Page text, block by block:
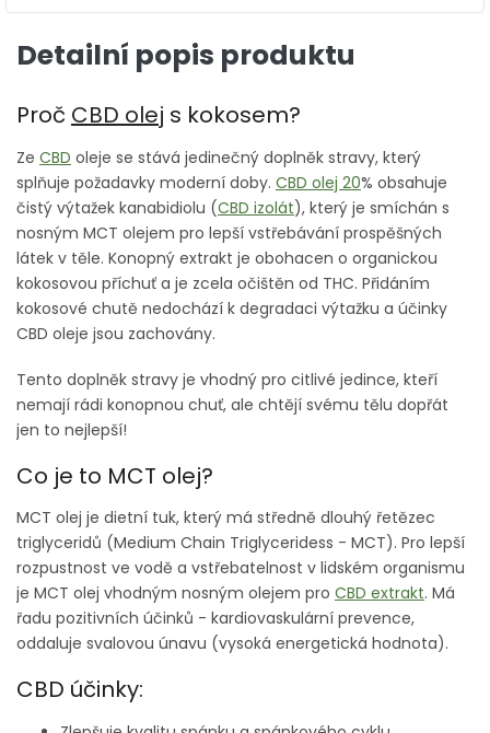
Detailní popis produktu
Proč CBD olej s kokosem?
Ze CBD oleje se stává jedinečný doplněk stravy, který
splňuje požadavky moderní doby. CBD olej 20% obsahuje
čistý výtažek kanabidiolu (CBD izolát), který je smíchán s
nosným MCT olejem pro lepší vstřebávání prospěšných
látek v těle. Konopný extrakt je obohacen o organickou
kokosovou příchuť a je zcela očištěn od THC. Přidáním
kokosové chutě nedochází k degradaci výtažku a účinky
CBD oleje jsou zachovány.
Tento doplněk stravy je vhodný pro citlivé jedince, kteří
nemají rádi konopnou chuť, ale chtějí svému tělu dopřát
jen to nejlepší!
Co je to MCT olej?
MCT olej je dietní tuk, který má středně dlouhý řetězec
triglyceridů (Medium Chain Triglyceridess - MCT). Pro lepší
rozpustnost ve vodě a vstřebatelnost v lidském organismu
je MCT olej vhodným nosným olejem pro CBD extrakt. Má
řadu pozitivních účinků - kardiovaskulární prevence,
oddaluje svalovou únavu (vysoká energetická hodnota).
CBD účinky: